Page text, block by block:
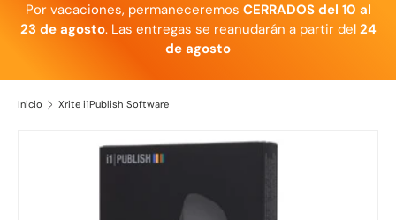
Por vacaciones, permaneceremos CERRADOS del 10 al
23 de agosto. Las entregas se reanudarán a partir del 24
de agosto
Inicio Xrite i1Publish Software
Ir directamente a la información del producto